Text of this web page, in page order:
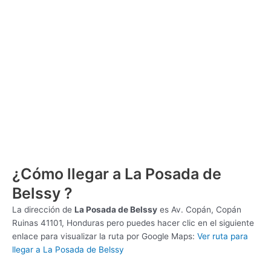
¿Cómo llegar a La Posada de
Belssy ?
La dirección de La Posada de Belssy es Av. Copán, Copán
Ruinas 41101, Honduras pero puedes hacer clic en el siguiente
enlace para visualizar la ruta por Google Maps: Ver ruta para
llegar a La Posada de Belssy